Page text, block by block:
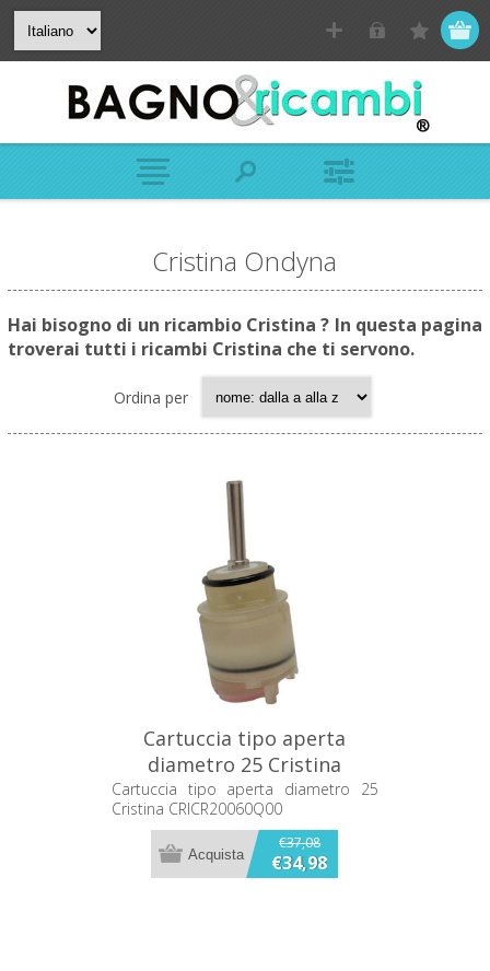
Cristina Ondyna
Hai bisogno di un ricambio Cristina ? In questa pagina
troverai tutti i ricambi Cristina che ti servono.
Ordina per
Cartuccia tipo aperta
diametro 25 Cristina
CRICR20060Q00
Cartuccia tipo aperta diametro 25
Cristina CRICR20060Q00
€37,08
€34,98